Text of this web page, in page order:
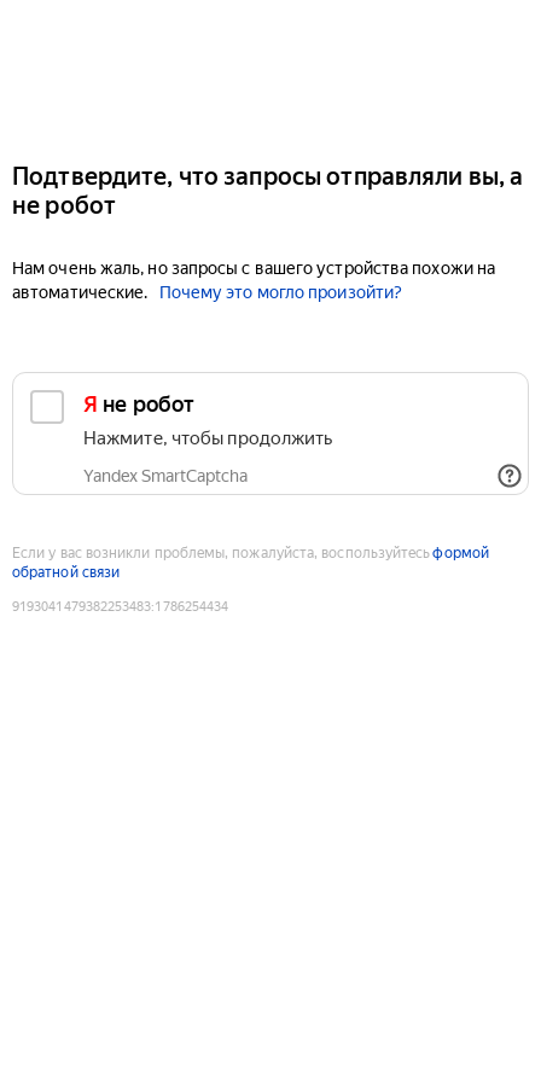
Подтвердите, что запросы отправляли вы, а
не робот
Нам очень жаль, но запросы с вашего устройства похожи на
автоматические.
Почему это могло произойти?
Я не робот
Нажмите, чтобы продолжить
Yandex SmartCaptcha
Если у вас возникли проблемы, пожалуйста, воспользуйтесьформой
обратной связи
9193041479382253483:1786254434